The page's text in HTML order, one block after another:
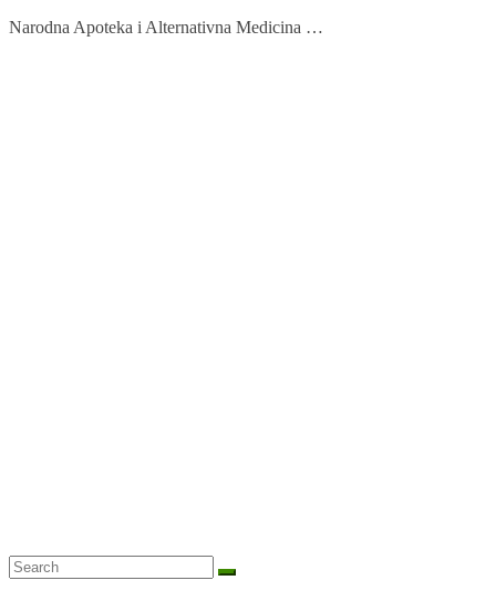
Narodna Apoteka i Alternativna Medicina …